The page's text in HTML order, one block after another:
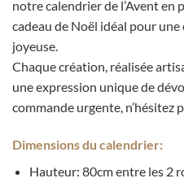
notre calendrier de l’Avent en
cadeau de Noël idéal pour
joyeuse.
Chaque création, réalisée
une expression unique de
commande urgente, n’hésitez
Dimensions du calendrier:
Hauteur: 80cm entre les 2